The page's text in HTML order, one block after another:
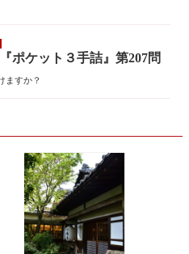
ポケット３手詰』第207問
ますか？